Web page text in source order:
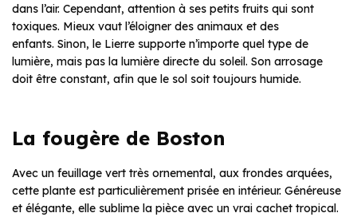
dans l’air. Cependant, attention à ses petits fruits qui sont
toxiques. Mieux vaut l’éloigner des animaux et des
enfants. Sinon, le Lierre supporte n’importe quel type de
lumière, mais pas la lumière directe du soleil. Son arrosage
doit être constant, afin que le sol soit toujours humide.
La fougère de Boston
Avec un feuillage vert très ornemental, aux frondes arquées,
cette plante est particulièrement prisée en intérieur. Généreuse
et élégante, elle sublime la pièce avec un vrai cachet tropical.